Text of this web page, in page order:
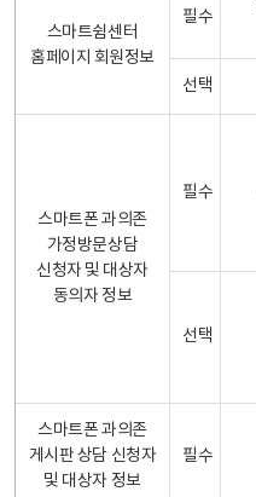
스마트쉼센터
홈페이지 회원정보
필수
선택
스마트폰 과의존
가정방문상담
신청자 및 대상자
동의자 정보
필수
선택
스마트폰 과의존
게시판 상담 신청자
및 대상자 정보
필수